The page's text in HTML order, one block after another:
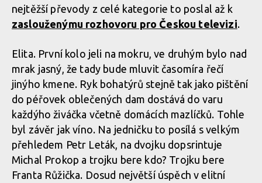
Report z Czech Downtown Series: Svatou horou nejrychleji
prolétl Leták
Report z Czech Downtown Series: Svatou horou nejrychleji
prolétl Leták
Report z Czech Downtown Series: Svatou horou nejrychleji
prolétl Leták
Report z Czech Downtown Series: Svatou horou nejrychleji
prolétl Leták
nejtěžší převody z celé kategorie to poslal až k
zaslouženýmu rozhovoru pro Českou televizi.
Elita. První kolo jeli na mokru, ve druhým bylo nad
mrak jasný, že tady bude mluvit časomíra řečí
jinýho kmene. Ryk bohatýrů stejně tak jako pištění
do péřovek oblečených dam dostává do varu
každýho živáčka včetně domácích mazlíčků. Tohle
byl závěr jak víno. Na jedničku to posílá s velkým
přehledem Petr Leták, na dvojku dopsrintuje
Michal Prokop a trojku bere kdo? Trojku bere
Franta Růžička. Dosud největší úspěch v elitní